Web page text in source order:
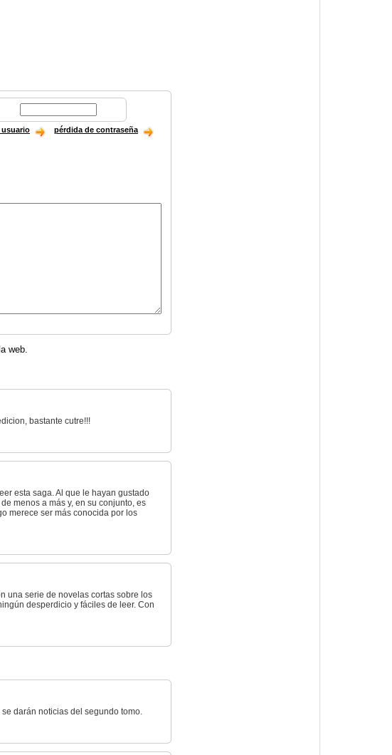
usuario pérdida de contraseña
web.
bastante cutre!!!
esta saga. Al que le hayan gustado
menos a más y, en su conjunto, es
merece ser más conocida por los
una serie de novelas cortas sobre los
desperdicio y fáciles de leer. Con
darán noticias del segundo tomo.